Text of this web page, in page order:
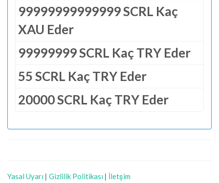
99999999999999 SCRL Kaç
XAU Eder
99999999 SCRL Kaç TRY Eder
55 SCRL Kaç TRY Eder
20000 SCRL Kaç TRY Eder
Yasal Uyarı | Gizlilik Politikası | İletşim